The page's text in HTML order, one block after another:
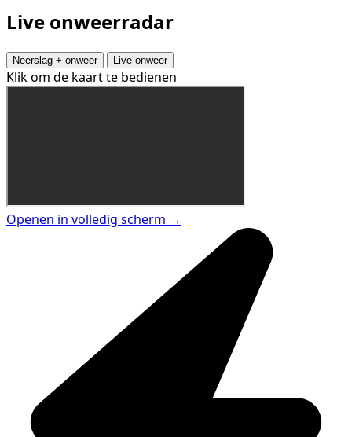
Live onweerradar
Neerslag + onweer Live onweer
Klik om de kaart te bedienen
Openen in volledig scherm →